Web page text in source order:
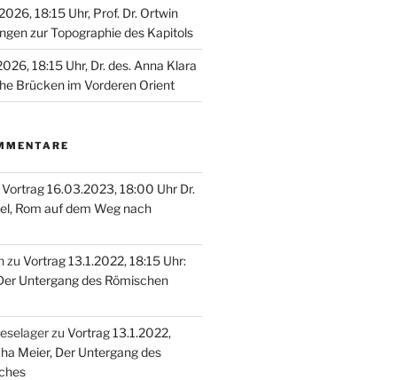
18:15 Uhr, Prof. Dr. Ortwin
zur Topographie des Kapitols
18:15 Uhr, Dr. des. Anna Klara
Brücken im Vorderen Orient
Vortrag 16.03.2023, 18:00 Uhr Dr.
Rom auf dem Weg nach
zu Vortrag 13.1.2022, 18:15 Uhr:
Untergang des Römischen
zu Vortrag 13.1.2022,
Meier, Der Untergang des